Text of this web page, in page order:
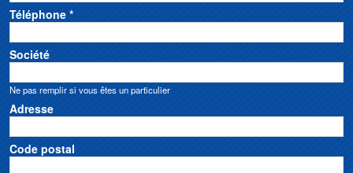
Téléphone *
Société
Ne pas remplir si vous êtes un particulier
Adresse
Code postal